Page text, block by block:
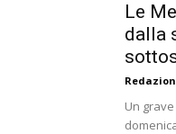
Le
dalla
Un